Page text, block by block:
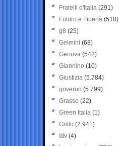
Fratelli d'Italia (291)
Futuro e Libertà (510)
g8 (25)
Gelmini (68)
Genova (542)
Giannino (10)
Giustizia (5.784)
governo (5.799)
Grasso (22)
Green Italia (1)
Grillo (2.941)
Idv (4)